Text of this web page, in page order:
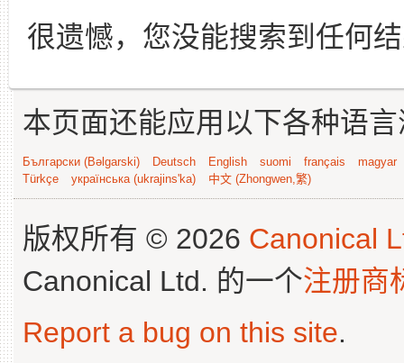
很遗憾，您没能搜索到任何
本页面还能应用以下各种语
Български (Bəlgarski) Deutsch English suomi français
magyar
Türkçe
українська (ukrajins'ka) 中文 (Zhongwen,繁)
版权所有 © 2026 Canonical
Canonical Ltd. 的一个注册商
Report a bug on this site.